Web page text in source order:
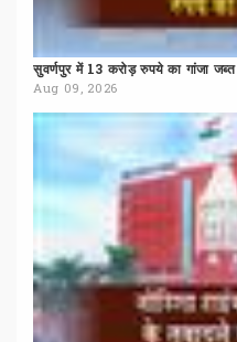
सुवर्णपुर में 13 करोड़ रुपये का गांजा जब्त
Aug 09, 2026